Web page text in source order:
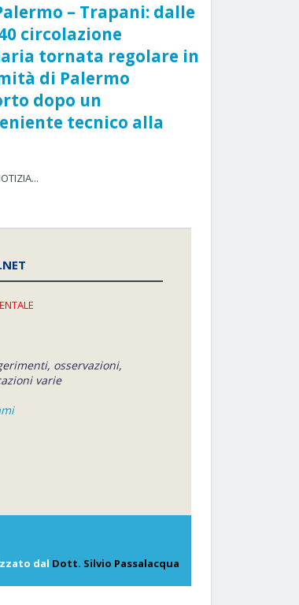
– Trapani: dalle
circolazione
tornata regolare in
di Palermo
dopo un
tecnico alla
osservazioni,
varie
dal Dott. Silvio Passalacqua